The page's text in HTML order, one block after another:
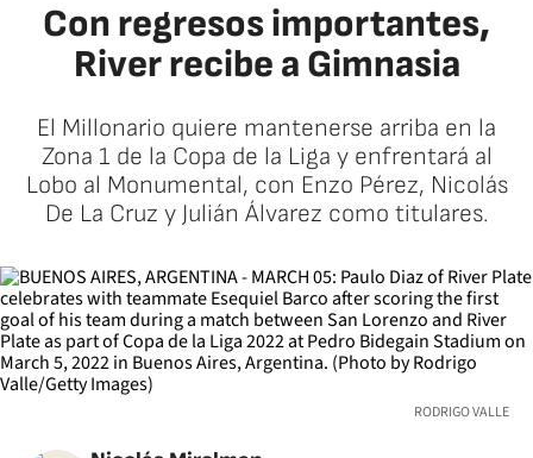
Con regresos importantes,
River recibe a Gimnasia
El Millonario quiere mantenerse arriba en la
Zona 1 de la Copa de la Liga y enfrentará al
Lobo al Monumental, con Enzo Pérez, Nicolás
De La Cruz y Julián Álvarez como titulares.
RODRIGO VALLE